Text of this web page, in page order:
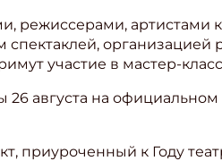
режиссерами, артистами
организацией
участие в мастер-
августа на официальном
приуроченный к Году